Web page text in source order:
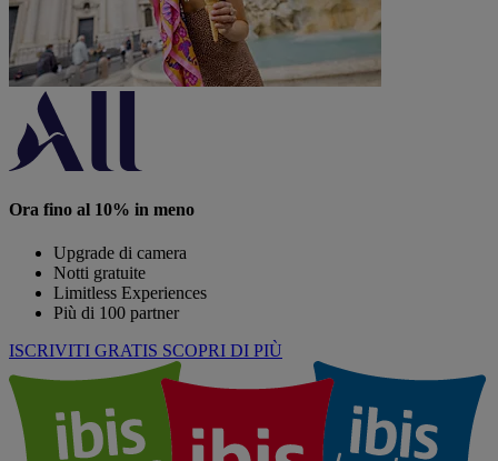
Ora fino al 10% in meno
Upgrade di camera
Notti gratuite
Limitless Experiences
Più di 100 partner
ISCRIVITI GRATIS SCOPRI DI PIÙ